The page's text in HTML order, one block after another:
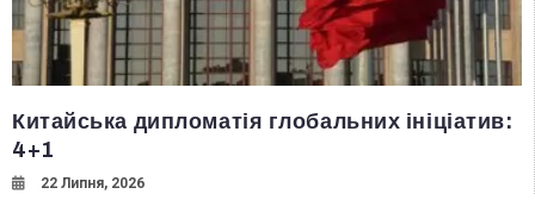
Китайська дипломатія глобальних ініціатив:
4+1
22 Липня, 2026